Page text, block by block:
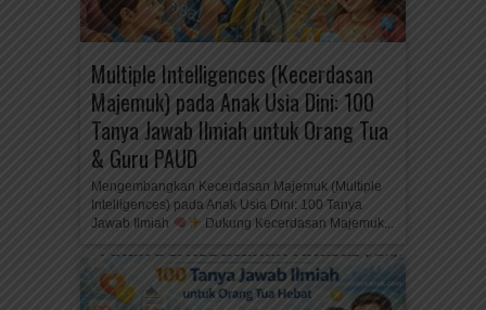
Multiple Intelligences (Kecerdasan
Majemuk) pada Anak Usia Dini: 100
Tanya Jawab Ilmiah untuk Orang Tua
& Guru PAUD
Mengembangkan Kecerdasan Majemuk (Multiple
Intelligences) pada Anak Usia Dini: 100 Tanya
Jawab Ilmiah
Dukung Kecerdasan Majemuk...